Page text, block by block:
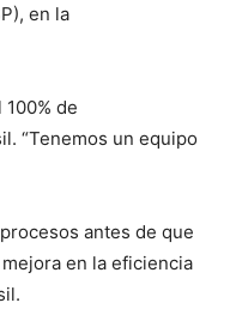
en la
de
“Tenemos un equipo
antes de que
en la eficiencia